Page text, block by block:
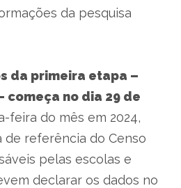
da pesquisa
da primeira etapa –
começa no dia 29 de
feira do mês em 2024,
de referência do Censo
pelas escolas e
declarar os dados no